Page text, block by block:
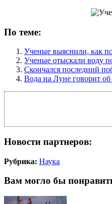
По теме:
Ученые выяснили, как
Ученые отыскали воду
Скончался последний
Вода на Луне говорит
Новости партнеров:
Рубрика: Наука
Вам могло бы